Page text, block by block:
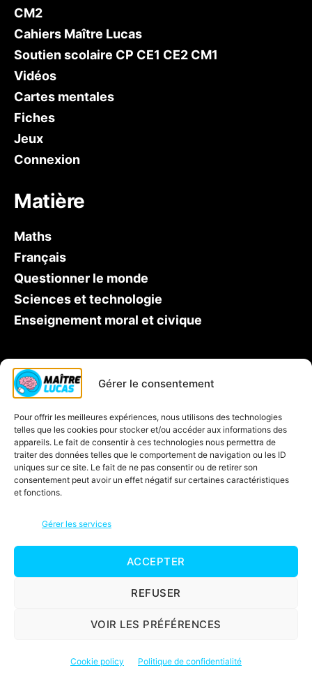
Gérer le consentement
Pour offrir les meilleures expériences, nous utilisons des technologies
telles que les cookies pour stocker et/ou accéder aux informations des
appareils. Le fait de consentir à ces technologies nous permettra de
traiter des données telles que le comportement de navigation ou les ID
uniques sur ce site. Le fait de ne pas consentir ou de retirer son
consentement peut avoir un effet négatif sur certaines caractéristiques
et fonctions.
Gérer les services
ACCEPTER
REFUSER
VOIR LES PRÉFÉRENCES
Cookie policy Politique de confidentialité
CM2
Cahiers Maître Lucas
Soutien scolaire CP CE1 CE2 CM1
Vidéos
Cartes mentales
Fiches
Jeux
Connexion
Matière
Maths
Français
Questionner le monde
Sciences et technologie
Enseignement moral et civique
Qui est Maître Lucas ?
Soutien scolaire CP
Contactez-nous
Inscription à la newsletter
Blog
Jeux éducatifs
Maître Lucas